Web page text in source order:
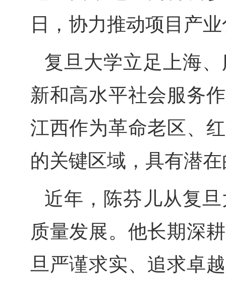
日，协力推动项目产
复旦大学立足上海
新和高水平社会服务
江西作为革命老区、
的关键区域，具有潜
近年，陈芬儿从复
质量发展。他长期深
旦严谨求实、追求卓